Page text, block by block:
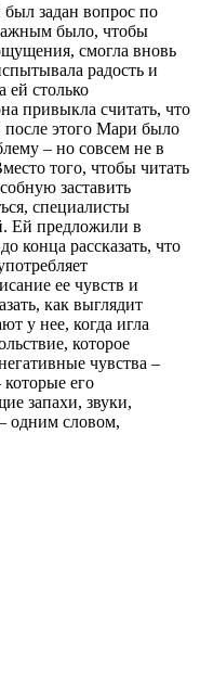
задан вопрос по
было, чтобы
смогла вновь
радость и
ей столько
привыкла считать, что
после этого Мари было
– но совсем не в
того, чтобы читать
заставить
специалисты
Ей предложили в
конца рассказать, что
ее чувств и
как выглядит
у нее, когда игла
которое
чувства –
его
запахи, звуки,
одним словом,